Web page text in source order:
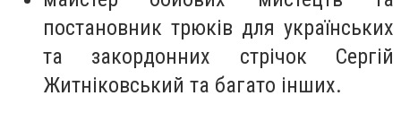
постановник трюків для українських
та закордонних стрічок Сергій
Житніковський та багато інших.